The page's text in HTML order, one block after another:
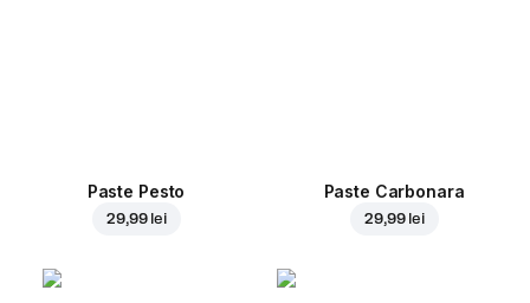
Paste Pesto
29,99 lei
Paste Carbonara
29,99 lei